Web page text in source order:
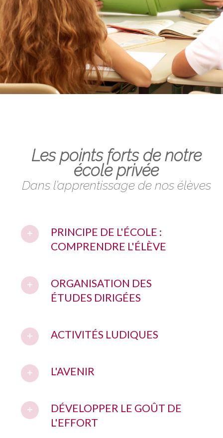
Les points forts de notre
école privée
Dans l’apprentissage de nos élèves
PRINCIPE DE L'ÉCOLE :
COMPRENDRE L'ÉLÈVE
ORGANISATION DES
ÉTUDES DIRIGÉES
ACTIVITÉS LUDIQUES
L'AVENIR
DÉVELOPPER LE GOÛT DE
L'EFFORT